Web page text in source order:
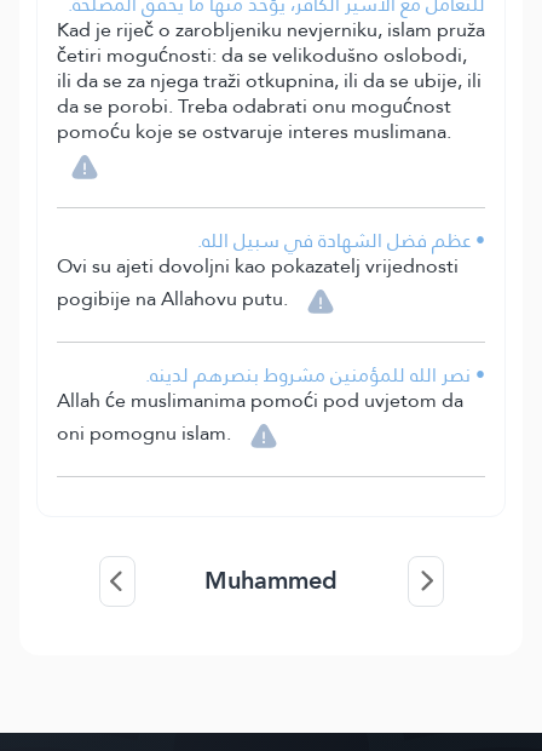
Kad je riječ o zarobljeniku nevjerniku, islam pruža
četiri mogućnosti: da se velikodušno oslobodi,
ili da se za njega traži otkupnina, ili da se ubije, ili
da se porobi. Treba odabrati onu mogućnost
pomoću koje se ostvaruje interes muslimana.
• عظم فضل الشهادة في سبيل الله.
Ovi su ajeti dovoljni kao pokazatelj vrijednosti
pogibije na Allahovu putu.
• نصر الله للمؤمنين مشروط بنصرهم لدينه.
Allah će muslimanima pomoći pod uvjetom da
oni pomognu islam.
Muhammed